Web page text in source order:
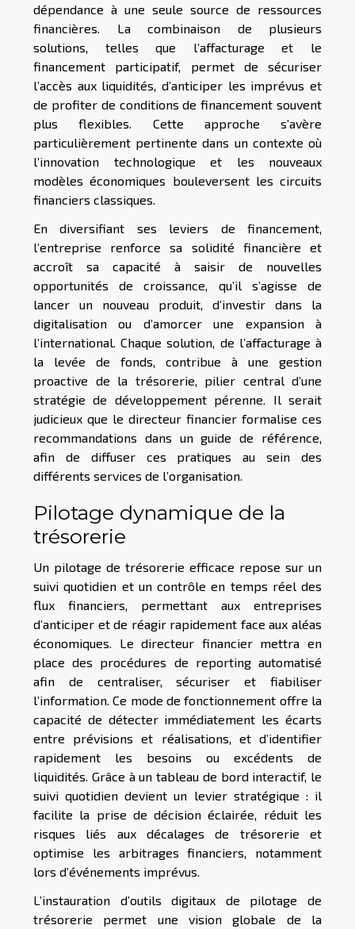
dépendance à une seule source de ressources
financières. La combinaison de plusieurs
solutions, telles que l’affacturage et le
financement participatif, permet de sécuriser
l’accès aux liquidités, d’anticiper les imprévus et
de profiter de conditions de financement souvent
plus flexibles. Cette approche s’avère
particulièrement pertinente dans un contexte où
l’innovation technologique et les nouveaux
modèles économiques bouleversent les circuits
financiers classiques.
En diversifiant ses leviers de financement,
l’entreprise renforce sa solidité financière et
accroît sa capacité à saisir de nouvelles
opportunités de croissance, qu’il s’agisse de
lancer un nouveau produit, d’investir dans la
digitalisation ou d’amorcer une expansion à
l’international. Chaque solution, de l’affacturage à
la levée de fonds, contribue à une gestion
proactive de la trésorerie, pilier central d’une
stratégie de développement pérenne. Il serait
judicieux que le directeur financier formalise ces
recommandations dans un guide de référence,
afin de diffuser ces pratiques au sein des
différents services de l’organisation.
Pilotage dynamique de la
trésorerie
Un pilotage de trésorerie efficace repose sur un
suivi quotidien et un contrôle en temps réel des
flux financiers, permettant aux entreprises
d’anticiper et de réagir rapidement face aux aléas
économiques. Le directeur financier mettra en
place des procédures de reporting automatisé
afin de centraliser, sécuriser et fiabiliser
l’information. Ce mode de fonctionnement offre la
capacité de détecter immédiatement les écarts
entre prévisions et réalisations, et d’identifier
rapidement les besoins ou excédents de
liquidités. Grâce à un tableau de bord interactif, le
suivi quotidien devient un levier stratégique : il
facilite la prise de décision éclairée, réduit les
risques liés aux décalages de trésorerie et
optimise les arbitrages financiers, notamment
lors d’événements imprévus.
L’instauration d’outils digitaux de pilotage de
trésorerie permet une vision globale de la